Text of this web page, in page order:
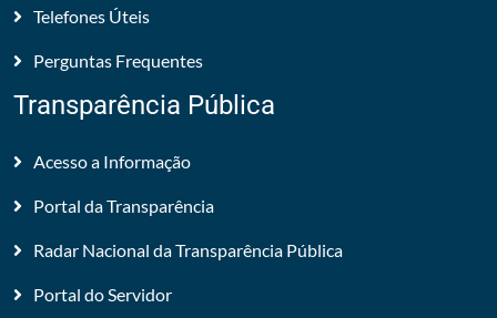
Telefones Úteis
Perguntas Frequentes
Transparência Pública
Acesso a Informação
Portal da Transparência
Radar Nacional da Transparência Pública
Portal do Servidor